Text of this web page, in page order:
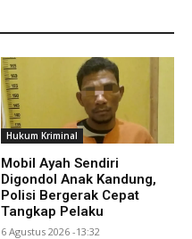
Hukum Kriminal
Mobil Ayah Sendiri
Digondol Anak Kandung,
Polisi Bergerak Cepat
Tangkap Pelaku
6 Agustus 2026 -13:32